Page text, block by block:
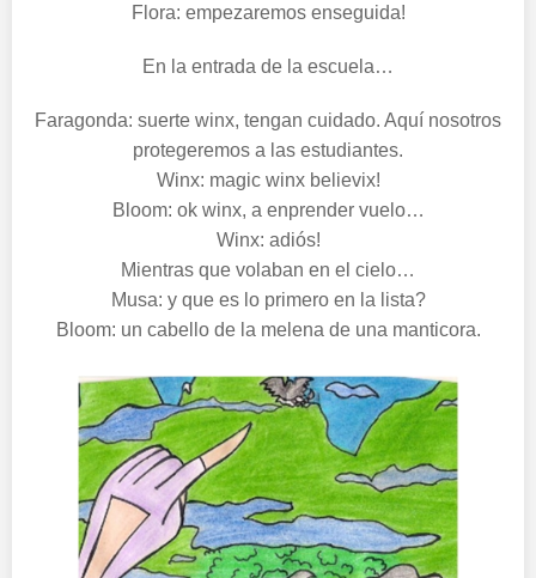
Flora: empezaremos enseguida!
En la entrada de la escuela…
Faragonda: suerte winx, tengan cuidado. Aquí nosotros
protegeremos a las estudiantes.
Winx: magic winx believix!
Bloom: ok winx, a enprender vuelo…
Winx: adiós!
Mientras que volaban en el cielo…
Musa: y que es lo primero en la lista?
Bloom: un cabello de la melena de una manticora.